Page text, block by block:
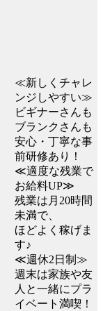
≪新しくチャレ
ンジしやすい≫
ビギナーさんも
ブランクさんも
安心・丁寧な事
前研修あり！
≪適度な残業で
お給料UP≫
残業は月20時間
未満で、
ほどよく稼げま
す♪
≪週休2日制≫
週末は家族や友
人と一緒にプラ
イベート満喫！